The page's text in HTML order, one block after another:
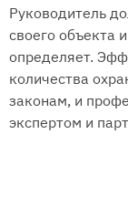
Руководитель
своего объекта
определяет.
количества
законам, и
экспертом и